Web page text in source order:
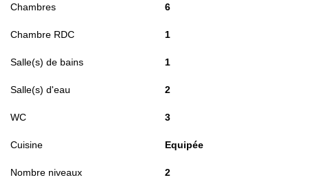
Chambres 6
Chambre RDC 1
Salle(s) de bains 1
Salle(s) d'eau 2
WC 3
Cuisine Equipée
Nombre niveaux 2